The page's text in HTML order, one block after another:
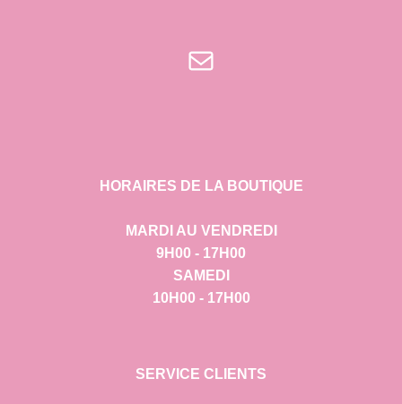
E-mail
HORAIRES DE LA BOUTIQUE
MARDI AU VENDREDI
9H00 - 17H00
SAMEDI
10H00 - 17H00
SERVICE CLIENTS